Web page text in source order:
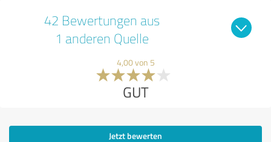
42 Bewertungen aus
1 anderen Quelle
4,00 von 5
GUT
Jetzt bewerten